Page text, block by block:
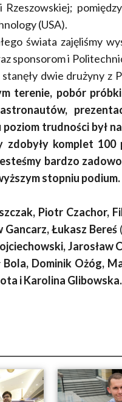
(USA).
świata zajęliśmy
sponsorom i
dwie drużyny z
terenie, pobór
trudności był
komplet 100
bardzo
stopniu podium.
Piotr Czachor,
Gancarz, Łukasz Bereś
Jarosław
Bola, Dominik Ożóg,
i Karolina Glibowska.